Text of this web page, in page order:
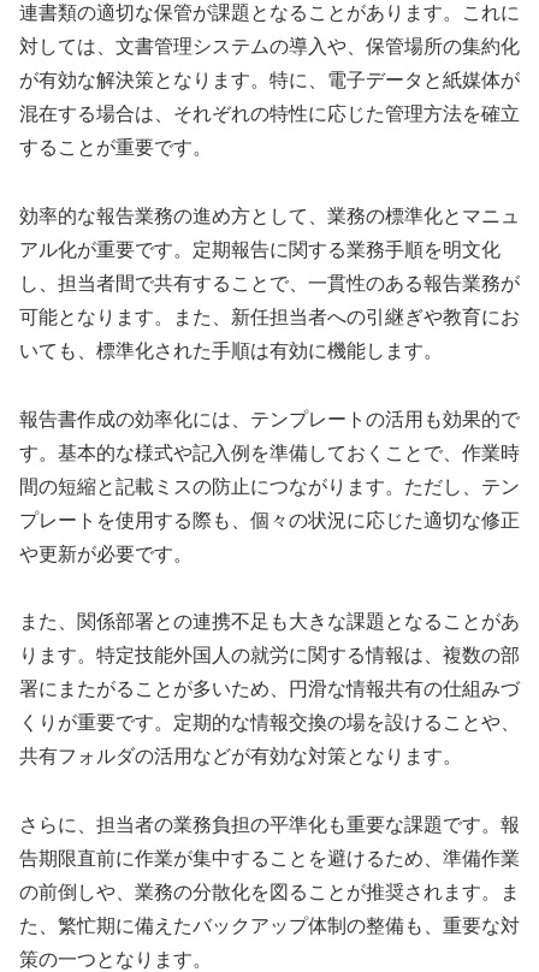
連書類の適切な保管が課題となることがあります。これに
対しては、文書管理システムの導入や、保管場所の集約化
が有効な解決策となります。特に、電子データと紙媒体が
混在する場合は、それぞれの特性に応じた管理方法を確立
することが重要です。
効率的な報告業務の進め方として、業務の標準化とマニュ
アル化が重要です。定期報告に関する業務手順を明文化
し、担当者間で共有することで、一貫性のある報告業務が
可能となります。また、新任担当者への引継ぎや教育にお
いても、標準化された手順は有効に機能します。
報告書作成の効率化には、テンプレートの活用も効果的で
す。基本的な様式や記入例を準備しておくことで、作業時
間の短縮と記載ミスの防止につながります。ただし、テン
プレートを使用する際も、個々の状況に応じた適切な修正
や更新が必要です。
また、関係部署との連携不足も大きな課題となることがあ
ります。特定技能外国人の就労に関する情報は、複数の部
署にまたがることが多いため、円滑な情報共有の仕組みづ
くりが重要です。定期的な情報交換の場を設けることや、
共有フォルダの活用などが有効な対策となります。
さらに、担当者の業務負担の平準化も重要な課題です。報
告期限直前に作業が集中することを避けるため、準備作業
の前倒しや、業務の分散化を図ることが推奨されます。ま
た、繁忙期に備えたバックアップ体制の整備も、重要な対
策の一つとなります。